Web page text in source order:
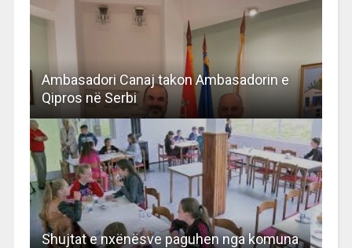
Ambasadori Canaj takon Ambasadorin e
Qipros në Serbi
Shujtat e nxënësve paguhen nga komuna